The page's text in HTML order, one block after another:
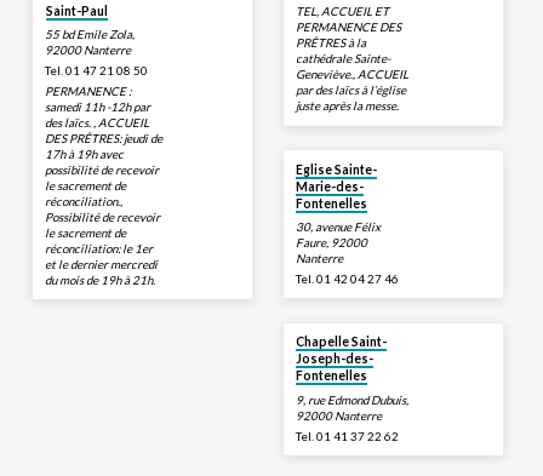
Saint-Paul
55 bd Emile Zola,
92000 Nanterre
Tel. 01 47 21 08 50
PERMANENCE :
samedi 11h -12h par
des laïcs. , ACCUEIL
DES PRÊTRES: jeudi de
17h à 19h avec
possibilité de recevoir
le sacrement de
réconciliation.,
Possibilité de recevoir
le sacrement de
réconciliation: le 1er
et le dernier mercredi
du mois de 19h à 21h.
TEL, ACCUEIL ET
PERMANENCE DES
PRÊTRES à la
cathédrale Sainte-
Geneviève., ACCUEIL
par des laïcs à l’église
juste après la messe.
Eglise Sainte-
Marie-des-
Fontenelles
30, avenue Félix
Faure, 92000
Nanterre
Tel. 01 42 04 27 46
Chapelle Saint-
Joseph-des-
Fontenelles
9, rue Edmond Dubuis,
92000 Nanterre
Tel. 01 41 37 22 62